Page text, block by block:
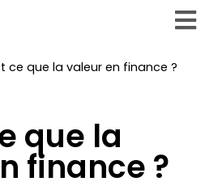
ce que la valeur en finance ?
que la
finance ?